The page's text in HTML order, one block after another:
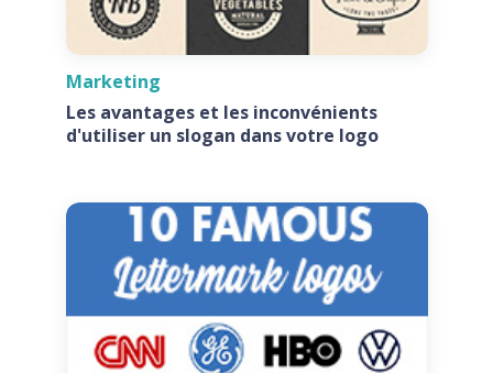
Marketing
Les avantages et les inconvénients
d'utiliser un slogan dans votre logo